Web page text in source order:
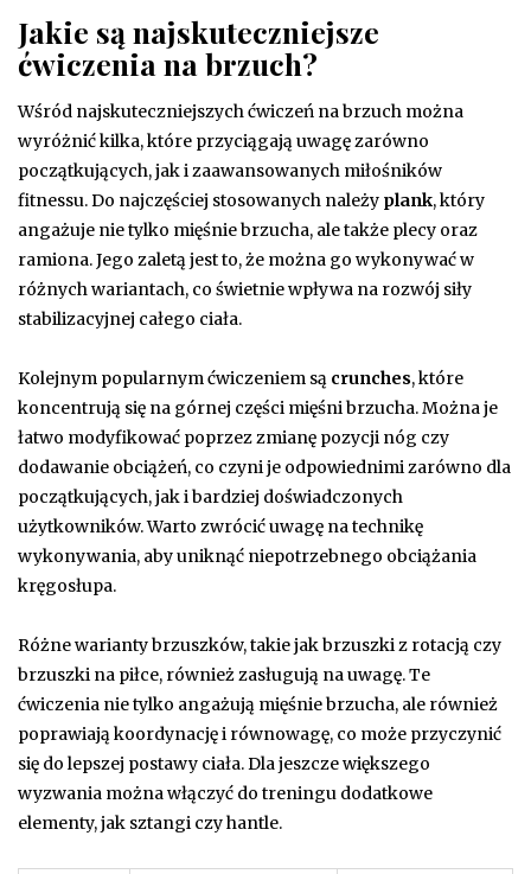
Jakie są najskuteczniejsze
ćwiczenia na brzuch?
Wśród najskuteczniejszych ćwiczeń na brzuch można
wyróżnić kilka, które przyciągają uwagę zarówno
początkujących, jak i zaawansowanych miłośników
fitnessu. Do najczęściej stosowanych należy plank, który
angażuje nie tylko mięśnie brzucha, ale także plecy oraz
ramiona. Jego zaletą jest to, że można go wykonywać w
różnych wariantach, co świetnie wpływa na rozwój siły
stabilizacyjnej całego ciała.
Kolejnym popularnym ćwiczeniem są crunches, które
koncentrują się na górnej części mięśni brzucha. Można je
łatwo modyfikować poprzez zmianę pozycji nóg czy
dodawanie obciążeń, co czyni je odpowiednimi zarówno dla
początkujących, jak i bardziej doświadczonych
użytkowników. Warto zwrócić uwagę na technikę
wykonywania, aby uniknąć niepotrzebnego obciążania
kręgosłupa.
Różne warianty brzuszków, takie jak brzuszki z rotacją czy
brzuszki na piłce, również zasługują na uwagę. Te
ćwiczenia nie tylko angażują mięśnie brzucha, ale również
poprawiają koordynację i równowagę, co może przyczynić
się do lepszej postawy ciała. Dla jeszcze większego
wyzwania można włączyć do treningu dodatkowe
elementy, jak sztangi czy hantle.